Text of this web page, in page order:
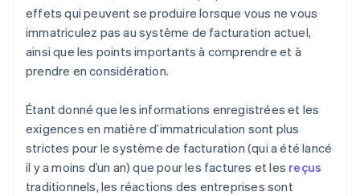
effets qui peuvent se produire lorsque vous ne vous
immatriculez pas au système de facturation actuel,
ainsi que les points importants à comprendre et à
prendre en considération.
Étant donné que les informations enregistrées et les
exigences en matière d’immatriculation sont plus
strictes pour le système de facturation (qui a été lancé
il y a moins d’un an) que pour les factures et les reçus
traditionnels, les réactions des entreprises sont